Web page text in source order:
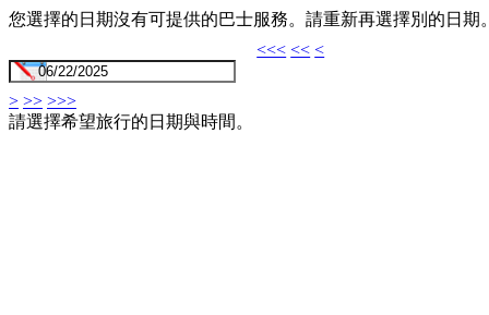
您選擇的日期沒有可提供的巴士服務。請重新再選擇別的日期
<<< << <
> >> >>>
請選擇希望旅行的日期與時間。